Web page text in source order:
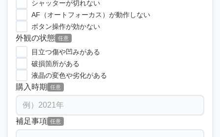
シャッターが切れない
AF（オートフォーカス）が動作しない
ボタン操作が効かない
外観の状態 任意
目立つ傷や凹みがある
破損箇所がある
液晶の変色や劣化がある
購入時期 任意
補足事項 任意